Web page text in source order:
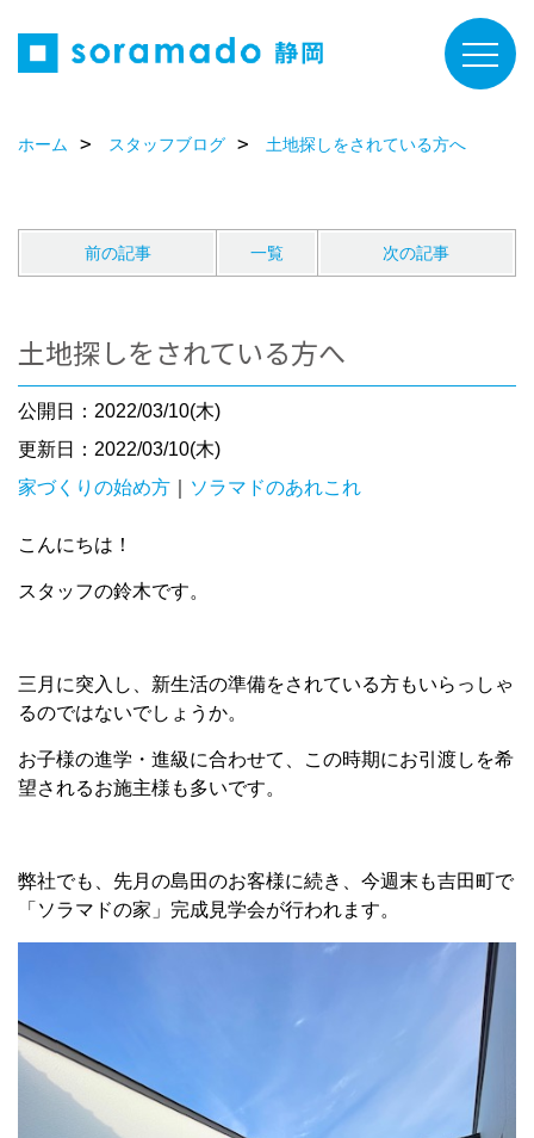
ホーム スタッフブログ 土地探しをされている方へ
前の記事 一覧 次の記事
土地探しをされている方へ
公開日：2022/03/10(木)
更新日：2022/03/10(木)
家づくりの始め方
ソラマドのあれこれ
こんにちは！
スタッフの鈴木です。
三月に突入し、新生活の準備をされている方もいらっしゃ
るのではないでしょうか。
お子様の進学・進級に合わせて、この時期にお引渡しを希
望されるお施主様も多いです。
弊社でも、先月の島田のお客様に続き、今週末も吉田町で
「ソラマドの家」完成見学会が行われます。